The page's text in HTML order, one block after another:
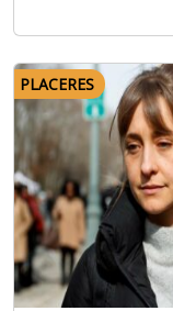
PLACERES